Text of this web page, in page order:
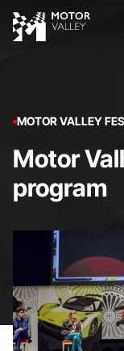
MOTOR VALLEY
Motor
program